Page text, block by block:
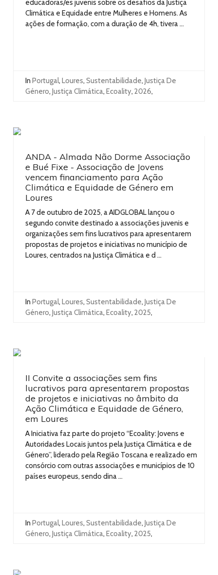
educadoras/es juvenis sobre os desafios da Justiça
Climática e Equidade entre Mulheres e Homens. As
ações de formação, com a duração de 4h, tivera ...
In Portugal, Loures, Sustentabilidade, Justiça De
Género, Justiça Climática, Ecoality, 2026,
ANDA - Almada Não Dorme Associação
e Bué Fixe - Associação de Jovens
vencem financiamento para Ação
Climática e Equidade de Género em
Loures
A 7 de outubro de 2025, a AIDGLOBAL lançou o
segundo convite destinado a associações juvenis e
organizações sem fins lucrativos para apresentarem
propostas de projetos e iniciativas no município de
Loures, centrados na Justiça Climática e d ...
In Portugal, Loures, Sustentabilidade, Justiça De
Género, Justiça Climática, Ecoality, 2025,
II Convite a associações sem fins
lucrativos para apresentarem propostas
de projetos e iniciativas no âmbito da
Ação Climática e Equidade de Género,
em Loures
A Iniciativa faz parte do projeto “Ecoality: Jovens e
Autoridades Locais juntos pela Justiça Climática e de
Género”, liderado pela Região Toscana e realizado em
consórcio com outras associações e municípios de 10
países europeus, sendo dina ...
In Portugal, Loures, Sustentabilidade, Justiça De
Género, Justiça Climática, Ecoality, 2025,